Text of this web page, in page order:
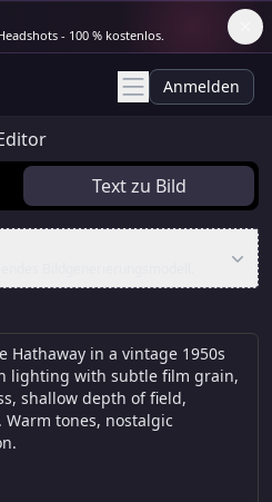
- 100 % kostenlos.
Anmelden
Text zu Bild